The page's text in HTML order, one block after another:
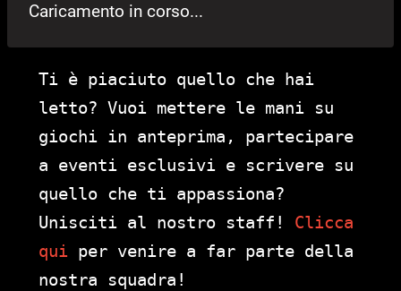
Caricamento in corso...
Ti è piaciuto quello che hai
letto? Vuoi mettere le mani su
giochi in anteprima, partecipare
a eventi esclusivi e scrivere su
quello che ti appassiona?
Unisciti al nostro staff! Clicca
qui per venire a far parte della
nostra squadra!